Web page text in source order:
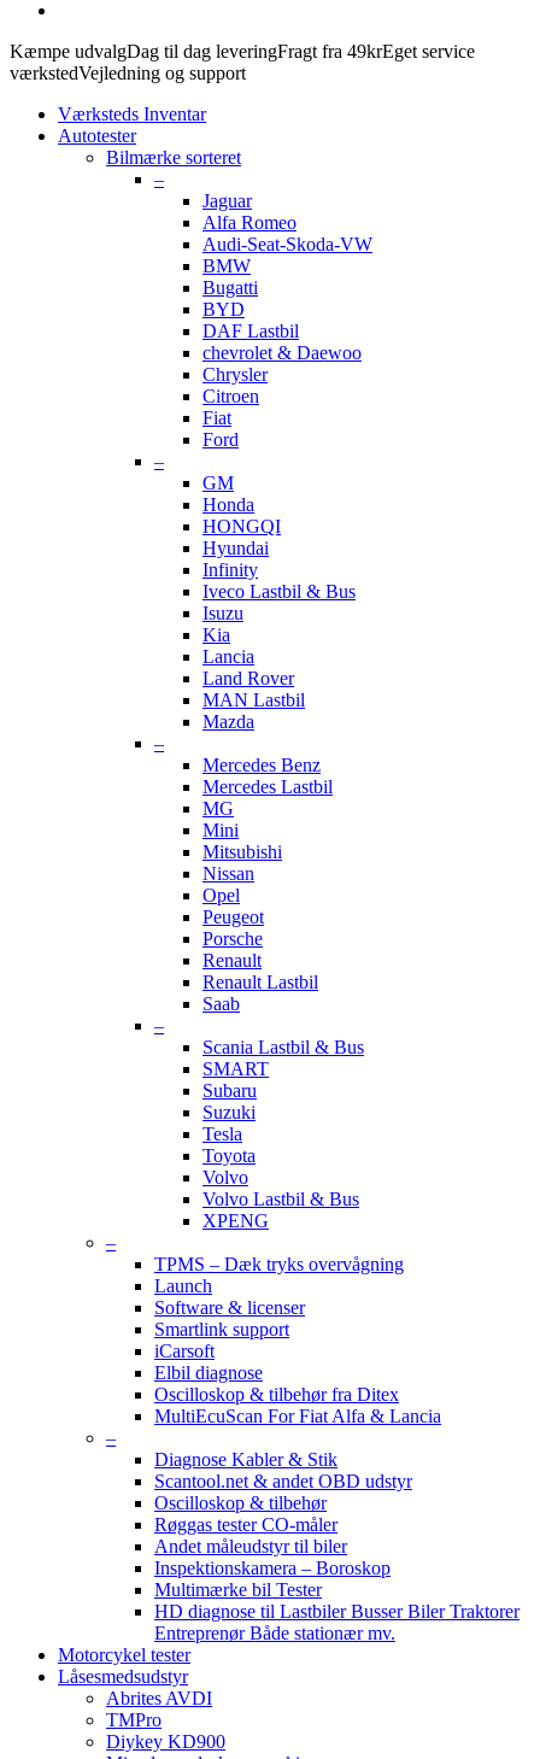
Kæmpe udvalgDag til dag leveringFragt fra 49krEget service
værkstedVejledning og support
Værksteds Inventar
Autotester
Bilmærke sorteret
–
Jaguar
Alfa Romeo
Audi-Seat-Skoda-VW
BMW
Bugatti
BYD
DAF Lastbil
chevrolet & Daewoo
Chrysler
Citroen
Fiat
Ford
–
GM
Honda
HONGQI
Hyundai
Infinity
Iveco Lastbil & Bus
Isuzu
Kia
Lancia
Land Rover
MAN Lastbil
Mazda
–
Mercedes Benz
Mercedes Lastbil
MG
Mini
Mitsubishi
Nissan
Opel
Peugeot
Porsche
Renault
Renault Lastbil
Saab
–
Scania Lastbil & Bus
SMART
Subaru
Suzuki
Tesla
Toyota
Volvo
Volvo Lastbil & Bus
XPENG
–
TPMS – Dæk tryks overvågning
Launch
Software & licenser
Smartlink support
iCarsoft
Elbil diagnose
Oscilloskop & tilbehør fra Ditex
MultiEcuScan For Fiat Alfa & Lancia
–
Diagnose Kabler & Stik
Scantool.net & andet OBD udstyr
Oscilloskop & tilbehør
Røggas tester CO-måler
Andet måleudstyr til biler
Inspektionskamera – Boroskop
Multimærke bil Tester
HD diagnose til Lastbiler Busser Biler Traktorer
Entreprenør Både stationær mv.
Motorcykel tester
Låsesmedsudstyr
Abrites AVDI
TMPro
Diykey KD900